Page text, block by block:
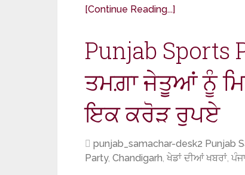
[Continue Reading...]
Punjab Sports
ਤਮਗ਼ਾ ਜੇਤੂਆਂ ਨੂੰ
ਇਕ ਕਰੋੜ ਰੁਪਏ
punjab_samachar-desk2 Punjab
Party, Chandigarh, ਖੇਡਾਂ ਦੀਆਂ ਖਬਰਾਂ,